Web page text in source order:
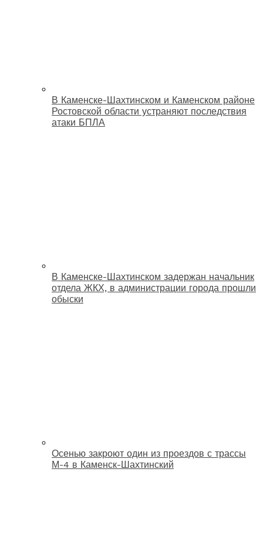
В Каменске-Шахтинском и Каменском районе
Ростовской области устраняют последствия
атаки БПЛА
В Каменске-Шахтинском задержан начальник
отдела ЖКХ, в администрации города прошли
обыски
Осенью закроют один из проездов с трассы
М-4 в Каменск-Шахтинский